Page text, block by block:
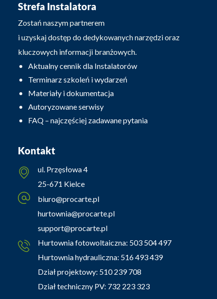
Strefa Instalatora
Zostań naszym partnerem
i uzyskaj dostęp do dedykowanych narzędzi oraz
kluczowych informacji branżowych.
Aktualny cennik dla Instalatorów
Terminarz szkoleń i wydarzeń
Materiały i dokumentacja
Autoryzowane serwisy
FAQ – najczęściej zadawane pytania
Kontakt
ul. Przęsłowa 4
25-671 Kielce
biuro@procarte.pl
hurtownia@procarte.pl
support@procarte.pl
Hurtownia fotowoltaiczna: 503 504 497
Hurtownia hydrauliczna: 516 493 439
Dział projektowy: 510 239 708
Dział techniczny PV: 732 223 323